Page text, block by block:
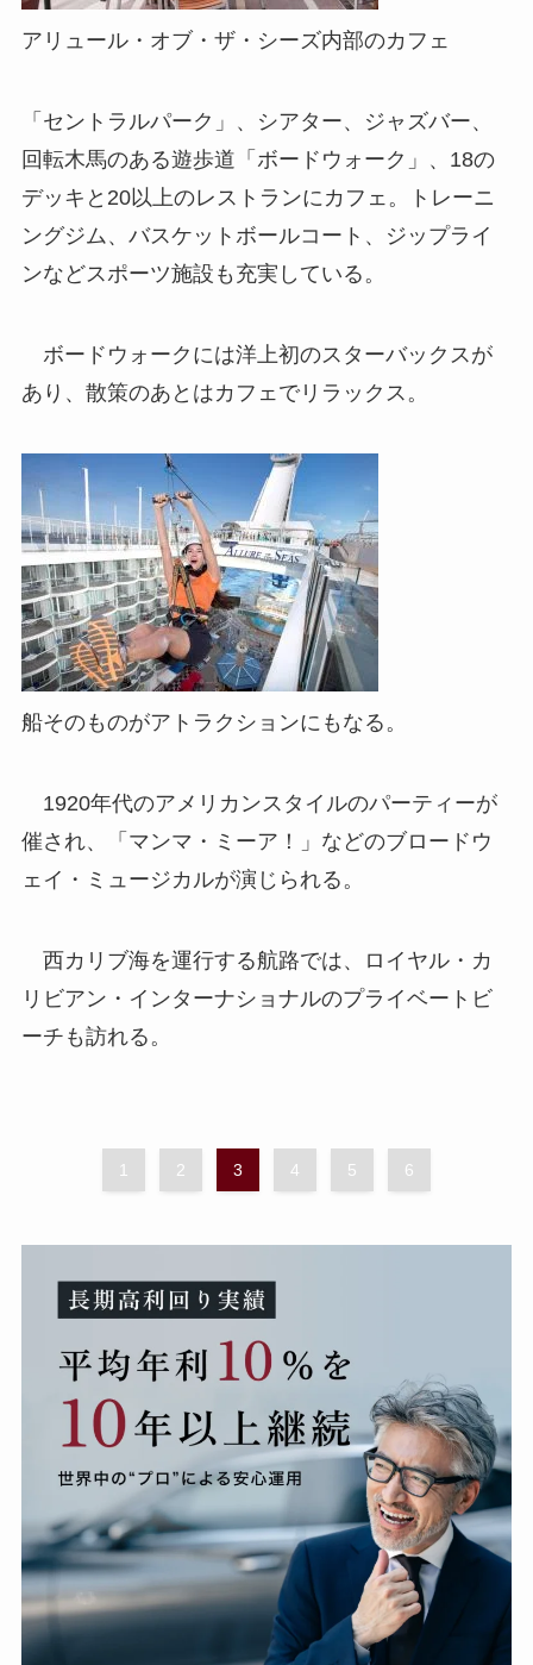
アリュール・オブ・ザ・シーズ内部のカフェ
「セントラルパーク」、シアター、ジャズバー、
回転木馬のある遊歩道「ボードウォーク」、18の
デッキと20以上のレストランにカフェ。トレーニ
ングジム、バスケットボールコート、ジップライ
ンなどスポーツ施設も充実している。
ボードウォークには洋上初のスターバックスが
あり、散策のあとはカフェでリラックス。
船そのものがアトラクションにもなる。
1920年代のアメリカンスタイルのパーティーが
催され、「マンマ・ミーア！」などのブロードウ
ェイ・ミュージカルが演じられる。
西カリブ海を運行する航路では、ロイヤル・カ
リビアン・インターナショナルのプライベートビ
ーチも訪れる。
1 2 3 4 5 6